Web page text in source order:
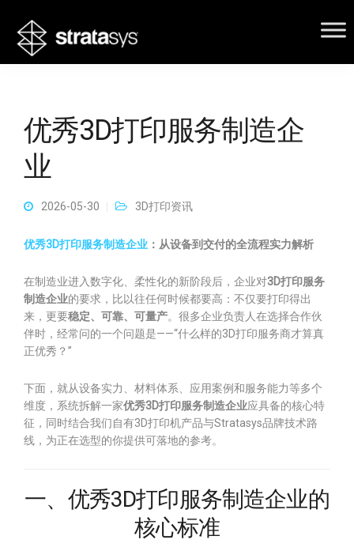
优秀3D打印服务制造企
业
2026-05-30 3D打印资讯
优秀3D打印服务制造企业 ：从设备到交付的全流程实力解析
在制造业进入数字化、柔性化的新阶段后，企业对3D打印服务
制造企业的要求，比以往任何时候都要高：不仅要打印得出
来，更要稳定、可靠、可量产。很多企业负责人在选择合作伙
伴时，经常问的一个问题是——“什么样的3D打印服务商才算真
正优秀？”
下面，就从设备实力、材料体系、应用案例和服务能力等多个
维度，系统拆解一家优秀3D打印服务制造企业应具备的核心特
征，同时结合我们自有3D打印机产品与Stratasys品牌技术路
线，为正在选型的你提供可落地的参考。
一、优秀3D打印服务制造企业的
核心标准